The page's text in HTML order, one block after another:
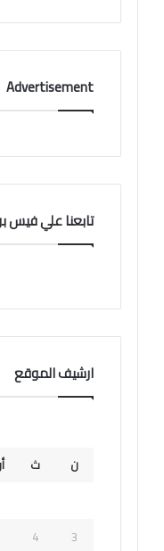
Advertisement
تابعنا علي فيس
ارشيف الموقع
ن
ث
3
4